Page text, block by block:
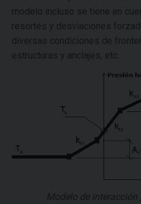
modelo incluso se tiene en
resortes y desviaciones
diversas condiciones de
estructuras y anclajes, etc.
Modelo de interacción